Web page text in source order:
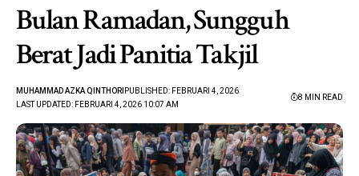
Bulan Ramadan, Sungguh
Berat Jadi Panitia Takjil
LAST UPDATED: FEBRUARI 4, 2026 10:07 AM
MUHAMMAD AZKA QINTHORI PUBLISHED: FEBRUARI 4, 2026
8 MIN READ